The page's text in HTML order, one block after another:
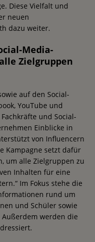
Diese Vielfalt und
neuen
dazu weiter.
Media-
Zielgruppen
auf den Social-
YouTube und
und Social-
Einblicke in
von Influencern
Kampagne setzt dafür
um alle Zielgruppen zu
Inhalten für eine
Im Fokus stehe die
rund um
und Schüler sowie
werden die